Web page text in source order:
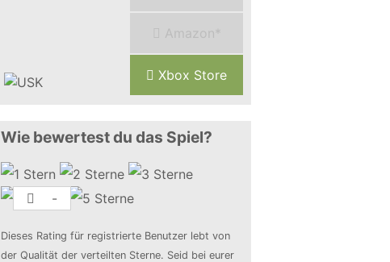
Amazon*
Xbox Store
Wie bewertest du das Spiel?
-
Dieses Rating für registrierte Benutzer lebt von
der Qualität der verteilten Sterne. Seid bei eurer